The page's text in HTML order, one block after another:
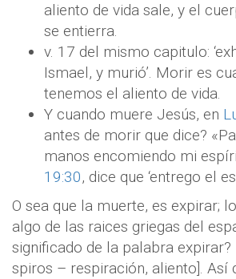
aliento de vida sale, y el
se entierra.
v. 17 del mismo capitulo:
Ismael, y murió’. Morir es
tenemos el aliento de vida.
Y cuando muere Jesús, en
antes de morir que dice?
manos encomiendo mi
19:30, dice que ‘entrego el
O sea que la muerte, es expirar;
algo de las raices griegas del
significado de la palabra expirar?
spiros – respiración, aliento]. Así